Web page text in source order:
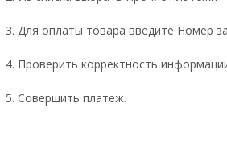
3. Для оплаты товара введите Номер
4. Проверить корректность
5. Совершить платеж.